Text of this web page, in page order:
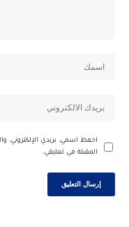
احفظ اسمي، بريدي الإلكتروني،
المقبلة في تعليقي.